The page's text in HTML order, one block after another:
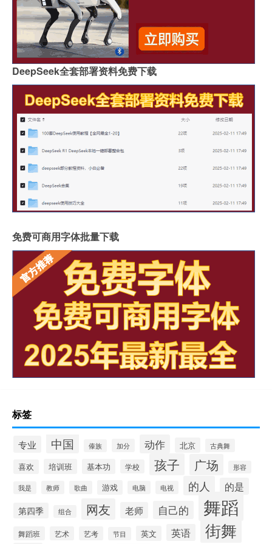
DeepSeek全套部署资料免费下载
免费可商用字体批量下载
标签
专业 中国 傣族 加分 动作 北京 古典舞
喜欢 培训班 基本功 学校 孩子 广场 形容
我是 教师 歌曲 游戏 电脑 电视 的人 的是
第四季 组合 网友 老师 自己的 舞蹈
舞蹈班 艺术 艺考 节目 英文 英语 街舞